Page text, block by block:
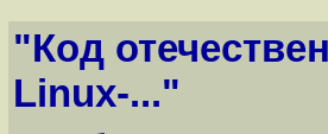
"Код
Linux-..."